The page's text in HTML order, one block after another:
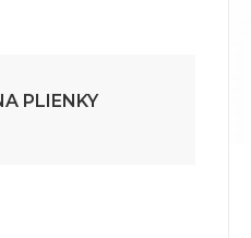
PLIENKY